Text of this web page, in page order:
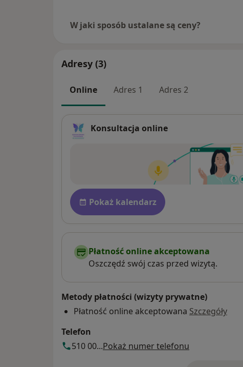
W jaki sposób ustalane są ceny?
Adresy (3)
Online Adres 1 Adres 2
Konsultacja online
Dostępność
Pokaż kalendarz
Płatność online akceptowana
Oszczędź swój czas przed wizytą.
Metody płatności (wizyty prywatne)
Płatność online akceptowana Szczegóły
Telefon
510 00...Pokaż numer telefonu